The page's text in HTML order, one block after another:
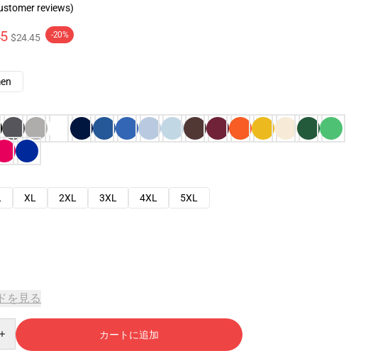
reviews)
$24.45 -20%
XL 2XL 3XL 4XL
5XL
を見る
カートに追加